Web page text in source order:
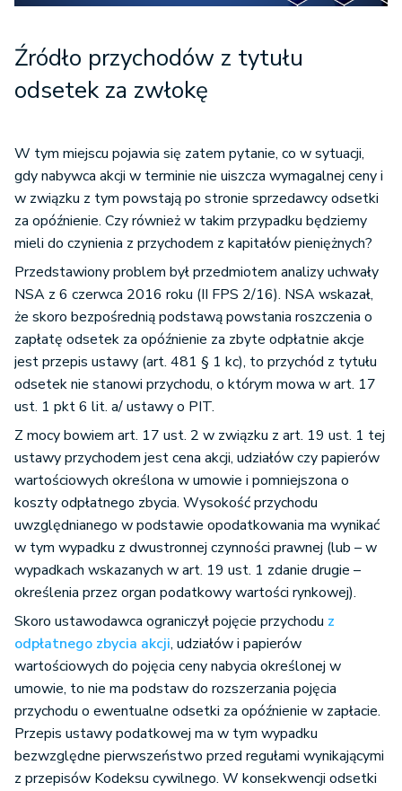
Źródło przychodów z tytułu
odsetek za zwłokę
W tym miejscu pojawia się zatem pytanie, co w sytuacji,
gdy nabywca akcji w terminie nie uiszcza wymagalnej ceny i
w związku z tym powstają po stronie sprzedawcy odsetki
za opóźnienie. Czy również w takim przypadku będziemy
mieli do czynienia z przychodem z kapitałów pieniężnych?
Przedstawiony problem był przedmiotem analizy uchwały
NSA z 6 czerwca 2016 roku (II FPS 2/16). NSA wskazał,
że skoro bezpośrednią podstawą powstania roszczenia o
zapłatę odsetek za opóźnienie za zbyte odpłatnie akcje
jest przepis ustawy (art. 481 § 1 kc), to przychód z tytułu
odsetek nie stanowi przychodu, o którym mowa w art. 17
ust. 1 pkt 6 lit. a/ ustawy o PIT.
Z mocy bowiem art. 17 ust. 2 w związku z art. 19 ust. 1 tej
ustawy przychodem jest cena akcji, udziałów czy papierów
wartościowych określona w umowie i pomniejszona o
koszty odpłatnego zbycia. Wysokość przychodu
uwzględnianego w podstawie opodatkowania ma wynikać
w tym wypadku z dwustronnej czynności prawnej (lub – w
wypadkach wskazanych w art. 19 ust. 1 zdanie drugie –
określenia przez organ podatkowy wartości rynkowej).
Skoro ustawodawca ograniczył pojęcie przychodu z
odpłatnego zbycia akcji, udziałów i papierów
wartościowych do pojęcia ceny nabycia określonej w
umowie, to nie ma podstaw do rozszerzania pojęcia
przychodu o ewentualne odsetki za opóźnienie w zapłacie.
Przepis ustawy podatkowej ma w tym wypadku
bezwzględne pierwszeństwo przed regułami wynikającymi
z przepisów Kodeksu cywilnego. W konsekwencji odsetki